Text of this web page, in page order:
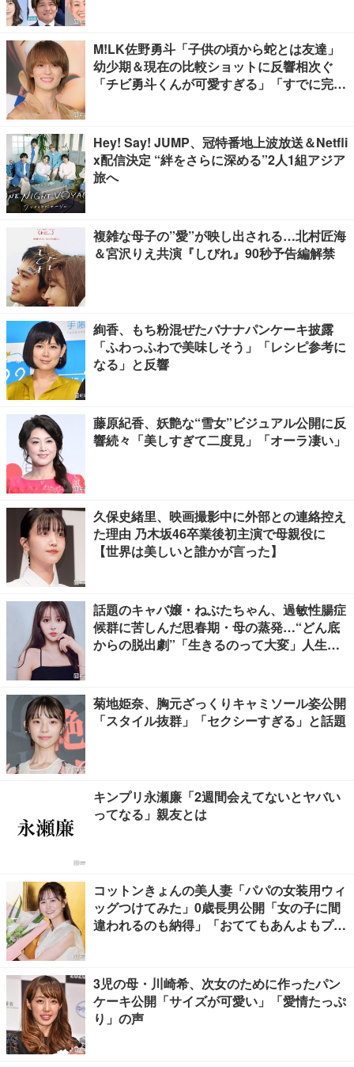
M!LK佐野勇斗「子供の頃から蛇とは友達」
幼少期＆現在の比較ショットに反響相次ぐ
「チビ勇斗くんが可愛すぎる」「すでに完成
Hey! Say! JUMP、冠特番地上波放送＆Netfli
x配信決定 “絆をさらに深める”2人1組アジア
旅へ
複雑な母子の”愛”が映し出される…北村匠海
＆宮沢りえ共演『しびれ』90秒予告編解禁
絢香、もち粉混ぜたバナナパンケーキ披露
「ふわっふわで美味しそう」「レシピ参考に
なる」と反響
藤原紀香、妖艶な“雪女”ビジュアル公開に反
響続々「美しすぎて二度見」「オーラ凄い」
久保史緒里、映画撮影中に外部との連絡控え
た理由 乃木坂46卒業後初主演で母親役に
【世界は美しいと誰かが言った】
話題のキャバ嬢・ねぶたちゃん、過敏性腸症
候群に苦しんだ思春期・母の蒸発…“どん底
からの脱出劇”「生きるのって大変」人生変
菊地姫奈、胸元ざっくりキャミソール姿公開
「スタイル抜群」「セクシーすぎる」と話題
キンプリ永瀬廉「2週間会えてないとヤバい
ってなる」親友とは
コットンきょんの美人妻「パパの女装用ウィ
ッグつけてみた」0歳長男公開「女の子に間
違われるのも納得」「おててもあんよもプリ
3児の母・川崎希、次女のために作ったパン
ケーキ公開「サイズが可愛い」「愛情たっぷ
り」の声